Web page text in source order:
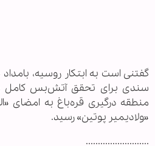
سندی برای تحقق آتش‌بس کامل
منطقه درگیری قره‌باغ به امضای
«ولادیمیر پوتین» رسید.
..........................